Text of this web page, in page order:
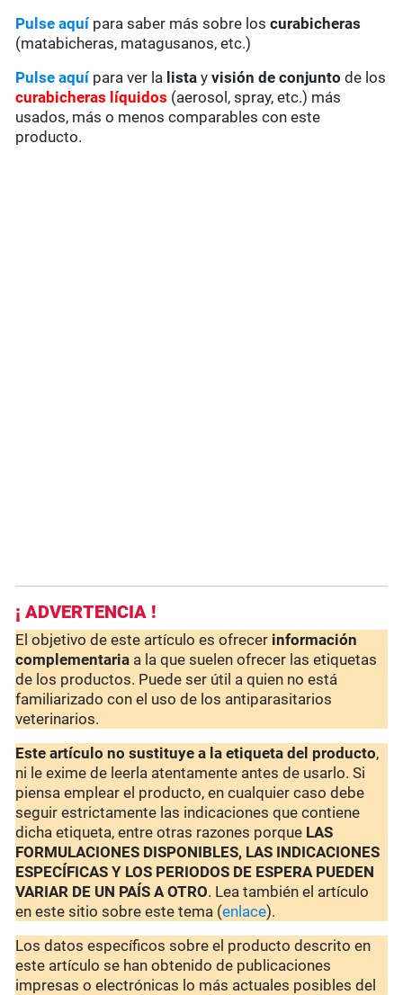
Pulse aquípara saber más sobre loscurabicheras
(matabicheras, matagusanos, etc.)
Pulse aquí para ver la lista yvisión de conjunto de los
curabicheras líquidos (aerosol, spray, etc.) más
usados, más o menos comparables con este
producto.
¡ ADVERTENCIA !
El objetivo de este artículo es ofrecer información
complementaria a la que suelen ofrecer las etiquetas
de los productos. Puede ser útil a quien no está
familiarizado con el uso de los antiparasitarios
veterinarios.
Este artículo no sustituye a la etiqueta del producto,
ni le exime de leerla atentamente antes de usarlo. Si
piensa emplear el producto, en cualquier caso debe
seguir estrictamente las indicaciones que contiene
dicha etiqueta, entre otras razones porque LAS
FORMULACIONES DISPONIBLES, LAS INDICACIONES
ESPECÍFICAS Y LOS PERIODOS DE ESPERA PUEDEN
VARIAR DE UN PAÍS A OTRO. Lea también el artículo
en este sitio sobre este tema (enlace).
Los datos específicos sobre el producto descrito en
este artículo se han obtenido de publicaciones
impresas o electrónicas lo más actuales posibles del